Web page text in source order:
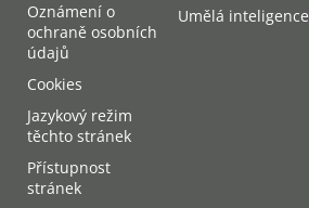
Oznámení o
ochraně osobních
údajů
Cookies
Jazykový režim
těchto stránek
Přístupnost
stránek
Umělá inteligence